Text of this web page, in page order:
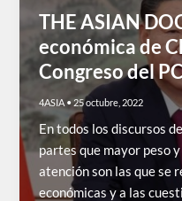
THE ASIAN
económica de
Congreso del
4ASIA •25 octubre, 2022
En todos los discursos
partes que mayor peso
atención son las que se
económicas y a las